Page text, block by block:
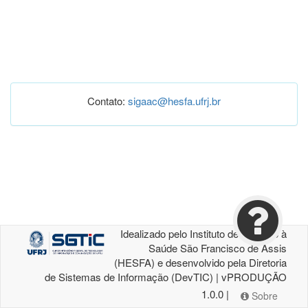
Contato: sigaac@hesfa.ufrj.br
Idealizado pelo Instituto de Atenção à
Saúde São Francisco de Assis
(HESFA) e desenvolvido pela Diretoria
de Sistemas de Informação (DevTIC) | vPRODUÇÃO
1.0.0 |
Sobre